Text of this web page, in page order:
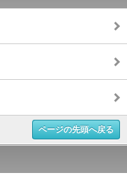
ページの先頭へ戻る